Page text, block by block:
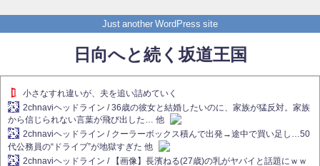
Just another WordPress site
日向へと続く坂道王国
小さなすれ違いが、夫を追い詰めていく
2chnaviヘッドライン / 36歳の彼女と結婚したいのに、家族が猛反対。家族
から信じられない言葉が飛び出した… 他
2chnaviヘッドライン / クーラーボックス積んで出発→途中で買い足し…50
代公務員の“ドライブ”が地獄すぎた 他
2chnaviヘッドライン / 【画像】長濱ねる(27歳)の乳がヤバイと話題にｗｗ